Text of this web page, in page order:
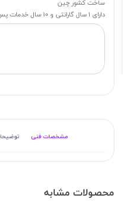
ساخت کشور چین
دارای 1 سال گارانتی و 10 سال خدمات پس از فروش شرکت فرولیک ایران
مشخصات فنی
محصولات مشابه